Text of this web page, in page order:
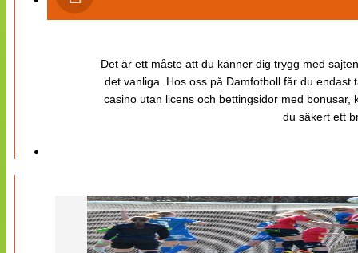
Det är ett måste att du känner dig trygg med
det vanliga. Hos oss på Damfotboll får du
casino utan licens och bettingsidor med
du säkert ett